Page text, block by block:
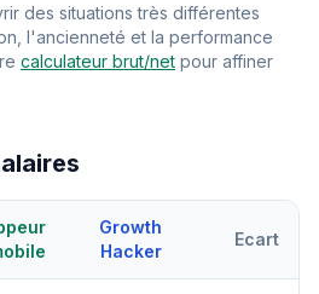
des situations très différentes
l'ancienneté et la performance
calculateur brut/net pour affiner
Growth
Hacker
Ecart